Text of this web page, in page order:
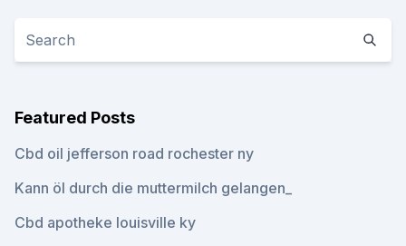
Featured Posts
Cbd oil jefferson road rochester ny
Kann öl durch die muttermilch gelangen_
Cbd apotheke louisville ky